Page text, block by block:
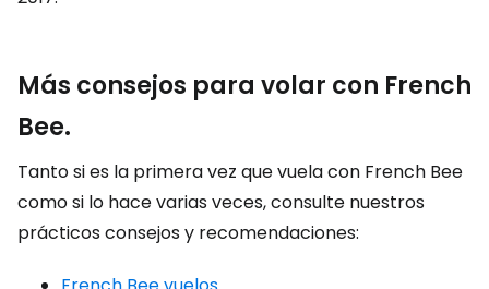
Más consejos para volar con French
Bee.
Tanto si es la primera vez que vuela con French Bee
como si lo hace varias veces, consulte nuestros
prácticos consejos y recomendaciones: